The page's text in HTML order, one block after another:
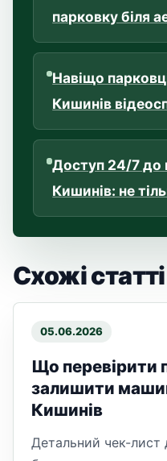
парковку біля
Навіщо
Кишинів
Доступ 24/7 до
Кишинів: не
Схожі статті
05.06.2026
Що перевірити
залишити
Кишинів
Детальний чек-лист